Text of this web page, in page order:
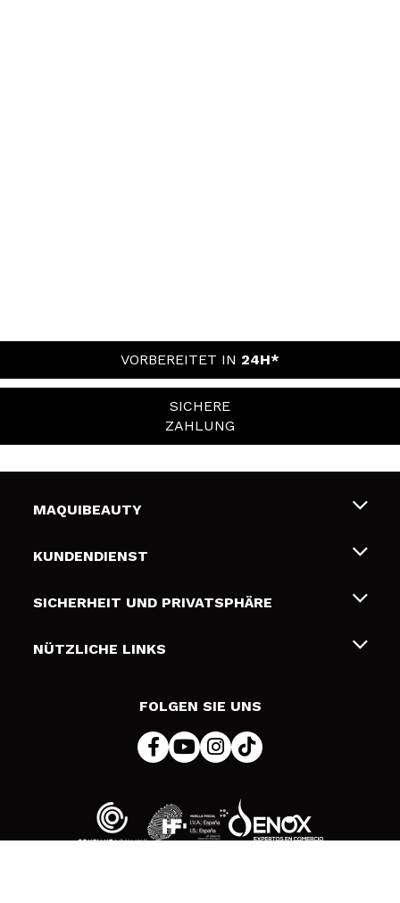
VORBEREITET IN 24H*
SICHERE
ZAHLUNG
MAQUIBEAUTY
Über uns
Geschenkkarten
KUNDENDIENST
Liefer- und Versandkosten
Zahlung
SICHERHEIT UND PRIVATSPHÄRE
Bedingungen und Datenschutz
NÜTZLICHE LINKS
FOLGEN SIE UNS